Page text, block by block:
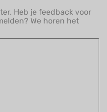
Heb je feedback voor
We horen het